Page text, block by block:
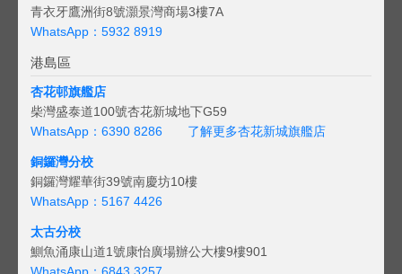
青衣牙鷹洲街8號灝景灣商場3樓7A
WhatsApp：5932 8919
港島區
杏花邨旗艦店
柴灣盛泰道100號杏花新城地下G59
WhatsApp：6390 8286
了解更多杏花新城旗艦店
銅鑼灣分校
銅鑼灣耀華街39號南慶坊10樓
WhatsApp：5167 4426
太古分校
鰂魚涌康山道1號康怡廣場辦公大樓9樓901
WhatsApp：6843 3257